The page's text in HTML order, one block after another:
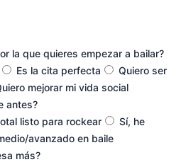
la que quieres empezar a bailar?
Es la cita perfecta
Quiero ser
mejorar mi vida social
antes?
listo para rockear
Sí, he
avanzado en baile
más?